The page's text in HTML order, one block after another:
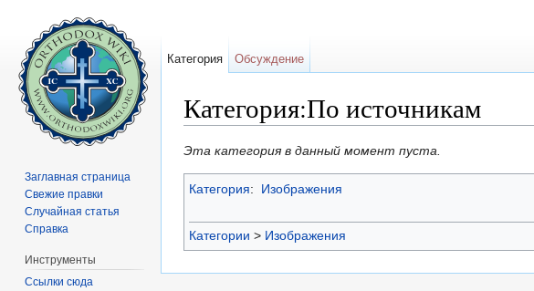
Категория:По источникам
Эта категория в данный момент пуста.
Категория: Изображения
Категории > Изображения
Категория Обсуждение
Заглавная страница
Свежие правки
Случайная статья
Справка
Инструменты
Ссылки сюда